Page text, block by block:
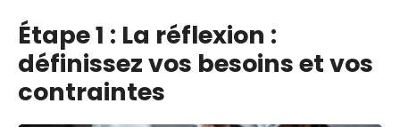
Étape 1 : La réflexion :
définissez vos besoins et vos
contraintes